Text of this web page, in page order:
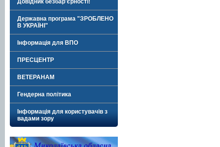
Довідник безбар'єрності!
Державна програма "ЗРОБЛЕНО
В УКРАЇНІ"
Інформація для ВПО
ПРЕСЦЕНТР
ВЕТЕРАНАМ
Гендерна політика
Інформація для користувачів з
вадами зору